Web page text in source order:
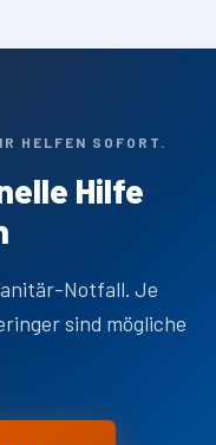
HELFEN SOFORT.
Hilfe
Notfall. Je
sind mögliche